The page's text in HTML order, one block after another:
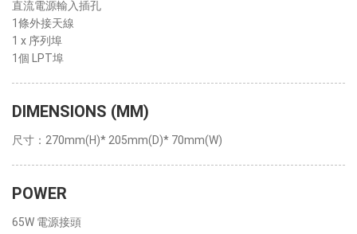
直流電源輸入插孔
1條外接天線
1 x 序列埠
1個 LPT埠
DIMENSIONS (MM)
尺寸：270mm(H)* 205mm(D)* 70mm(W)
POWER
65W 電源接頭